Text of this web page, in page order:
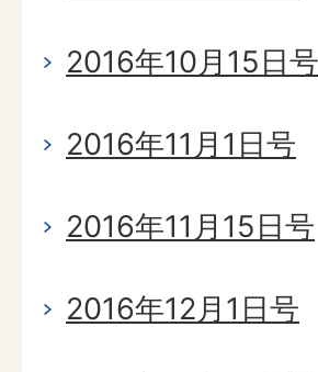
2016年10月15日号
2016年11月1日号
2016年11月15日号
2016年12月1日号